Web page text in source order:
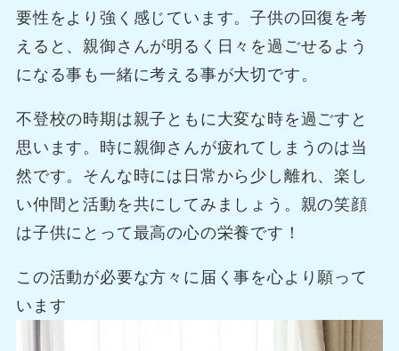
要性をより強く感じています。子供の回復を考
えると、親御さんが明るく日々を過ごせるよう
になる事も一緒に考える事が大切です。
不登校の時期は親子ともに大変な時を過ごすと
思います。時に親御さんが疲れてしまうのは当
然です。そんな時には日常から少し離れ、楽し
い仲間と活動を共にしてみましょう。親の笑顔
は子供にとって最高の心の栄養です！
この活動が必要な方々に届く事を心より願って
います